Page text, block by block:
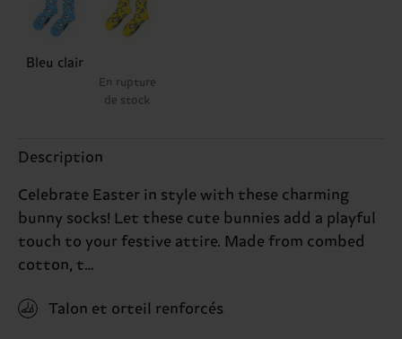
Bleu clair
En rupture
de stock
Description
Celebrate Easter in style with these charming
bunny socks! Let these cute bunnies add a playful
touch to your festive attire. Made from combed
cotton, t…
Talon et orteil renforcés